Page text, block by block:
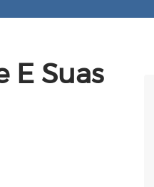
E Suas